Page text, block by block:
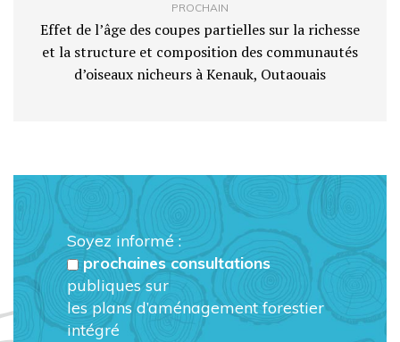
PROCHAIN
Effet de l’âge des coupes partielles sur la richesse
et la structure et composition des communautés
d’oiseaux nicheurs à Kenauk, Outaouais
Soyez informé :
prochaines consultations
publiques sur
les plans d’aménagement forestier
intégré